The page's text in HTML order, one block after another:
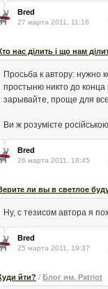
Bred
27 марта 2011, 11:16
нас ділить і що нам
Просьба к автору: нужно
простыню никто до
зарывайте, проще для
Ви ж розумієте
Bred
26 марта 2011, 18:45
ли вы в светлое
Ну, с тезисом автора я
Bred
25 марта 2011, 19:37
йти? / Блог им. Patriot